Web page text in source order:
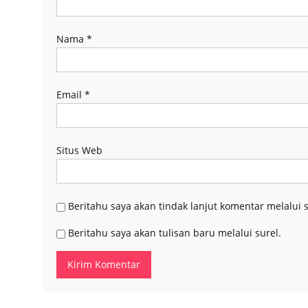
Nama *
Email *
Situs Web
Beritahu saya akan tindak lanjut komentar melalui
Beritahu saya akan tulisan baru melalui surel.